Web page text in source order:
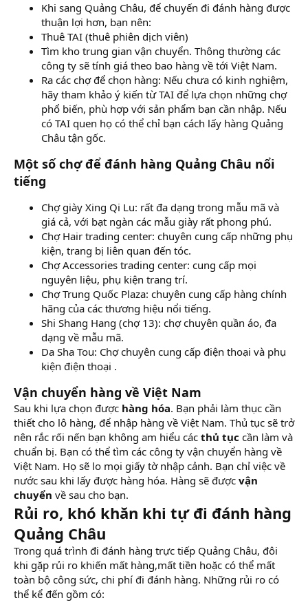
Khi sang Quảng Châu, để chuyến đi đánh hàng được
thuận lợi hơn, bạn nên:
Thuê TAI (thuê phiên dịch viên)
Tìm kho trung gian vận chuyển. Thông thường các
công ty sẽ tính giá theo bao hàng về tới Việt Nam.
Ra các chợ để chọn hàng: Nếu chưa có kinh nghiệm,
hãy tham khảo ý kiến từ TAI để lựa chọn những chợ
phổ biến, phù hợp với sản phẩm bạn cần nhập. Nếu
có TAI quen họ có thể chỉ bạn cách lấy hàng Quảng
Châu tận gốc.
Một số chợ để đánh hàng Quảng Châu nổi
tiếng
Chợ giày Xing Qi Lu: rất đa dạng trong mẫu mã và
giá cả, với bạt ngàn các mẫu giày rất phong phú.
Chợ Hair trading center: chuyên cung cấp những phụ
kiện, trang bị liên quan đến tóc.
Chợ Accessories trading center: cung cấp mọi
nguyên liệu, phụ kiện trang trí.
Chợ Trung Quốc Plaza: chuyên cung cấp hàng chính
hãng của các thương hiệu nổi tiếng.
Shi Shang Hang (chợ 13): chợ chuyên quần áo, đa
dạng về mẫu mã.
Da Sha Tou: Chợ chuyên cung cấp điện thoại và phụ
kiện điện thoại .
Vận chuyển hàng về Việt Nam
Sau khi lựa chọn được hàng hóa. Bạn phải làm thục cần
thiết cho lô hàng, để nhập hàng về Việt Nam. Thủ tục sẽ trở
nên rắc rối nến bạn không am hiểu các thủ tục cần làm và
chuẩn bị. Bạn có thể tìm các công ty vận chuyển hàng về
Việt Nam. Họ sẽ lo mọi giấy tờ nhập cảnh. Bạn chỉ việc về
nước sau khi lấy được hàng hóa. Hàng sẽ được vận
chuyển về sau cho bạn.
Rủi ro, khó khăn khi tự đi đánh hàng
Quảng Châu
Trong quá trình đi đánh hàng trực tiếp Quảng Châu, đôi
khi gặp rủi ro khiến mất hàng,mất tiền hoặc có thể mất
toàn bộ công sức, chi phí đi đánh hàng. Những rủi ro có
thể kể đến gồm có: